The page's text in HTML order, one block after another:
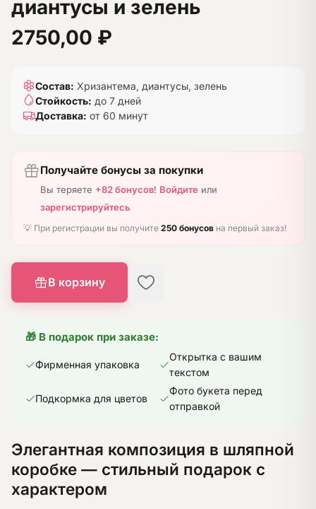
диантусы и зелень
2750,00 ₽
Состав: Хризантема, диантусы, зелень
Стойкость: до 7 дней
Доставка: от 60 минут
Получайте бонусы за покупки
Вы теряете +82 бонусов! Войдите или
зарегистрируйтесь
💡 При регистрации вы получите 250 бонусов на первый заказ!
В корзину
🎁 В подарок при заказе:
Фирменная упаковка
Открытка с вашим
текстом
Подкормка для цветов
Фото букета перед
отправкой
Элегантная композиция в шляпной
коробке — стильный подарок с
характером